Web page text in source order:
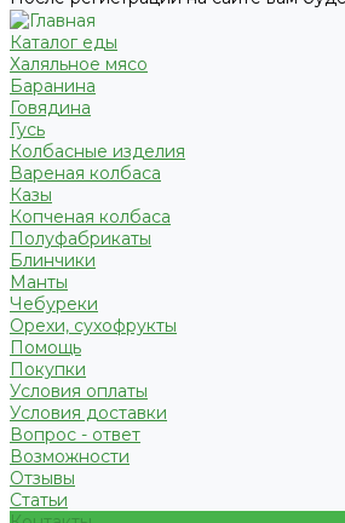
Каталог еды
Халяльное мясо
Баранина
Говядина
Гусь
Колбасные изделия
Вареная колбаса
Казы
Копченая колбаса
Полуфабрикаты
Блинчики
Манты
Чебуреки
Орехи, сухофрукты
Помощь
Покупки
Условия оплаты
Условия доставки
Вопрос - ответ
Возможности
Отзывы
Статьи